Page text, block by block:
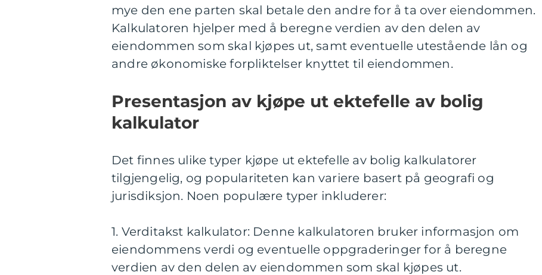
mye den ene parten skal betale den andre for å ta over eiendommen.
Kalkulatoren hjelper med å beregne verdien av den delen av
eiendommen som skal kjøpes ut, samt eventuelle utestående lån og
andre økonomiske forpliktelser knyttet til eiendommen.
Presentasjon av kjøpe ut ektefelle av bolig
kalkulator
Det finnes ulike typer kjøpe ut ektefelle av bolig kalkulatorer
tilgjengelig, og populariteten kan variere basert på geografi og
jurisdiksjon. Noen populære typer inkluderer:
1. Verditakst kalkulator: Denne kalkulatoren bruker informasjon om
eiendommens verdi og eventuelle oppgraderinger for å beregne
verdien av den delen av eiendommen som skal kjøpes ut.